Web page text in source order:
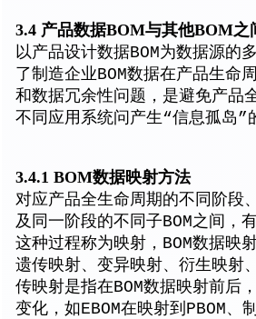
3.4 产品数据BOM与其他BOM之
以产品设计数据BOM为数据源的
了制造企业BOM数据在产品生命
和数据冗余性问题，是避免产品
不同应用系统问产生“信息孤岛”
3.4.1 BOM数据映射方法
对应产品全生命周期的不同阶段
及同一阶段的不同子BOM之间，
这种过程称为映射，BOM数据映
遗传映射、变异映射、衍生映射
传映射是指在BOM数据映射前后
变化，如EBOM在映射到PBOM、